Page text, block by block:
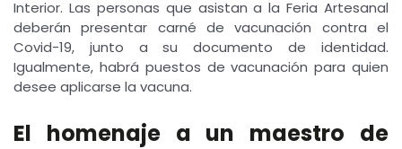
Interior. Las personas que asistan a la Feria Artesanal
deberán presentar carné de vacunación contra el
Covid-19, junto a su documento de identidad.
Igualmente, habrá puestos de vacunación para quien
desee aplicarse la vacuna.
El homenaje a un maestro de